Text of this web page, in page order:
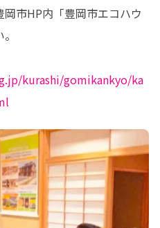
市HP内「豊岡市エコハウ
kurashi/gomikankyo/ka